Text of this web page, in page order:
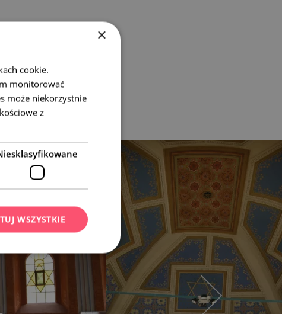
×
cookie.
monitorować
może niekorzystnie
z
WSZYSTKIE